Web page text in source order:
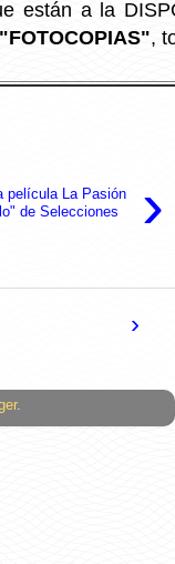
están a la
"FOTOCOPIAS",
›
película La Pasión
de Selecciones
›
.